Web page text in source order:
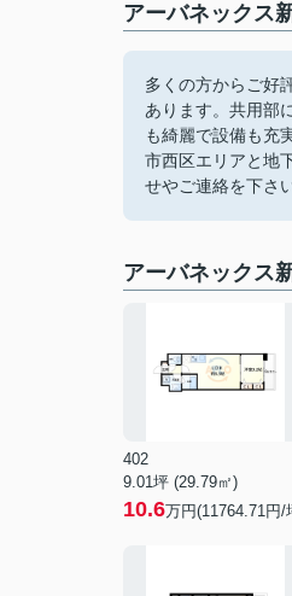
アーバネックス
多くの方からご好
あります。共用部
も綺麗で設備も充
市西区エリアと地
せやご連絡を下さい
アーバネックス
402
9.01坪 (29.79㎡)
10.6万円(11764.71円/